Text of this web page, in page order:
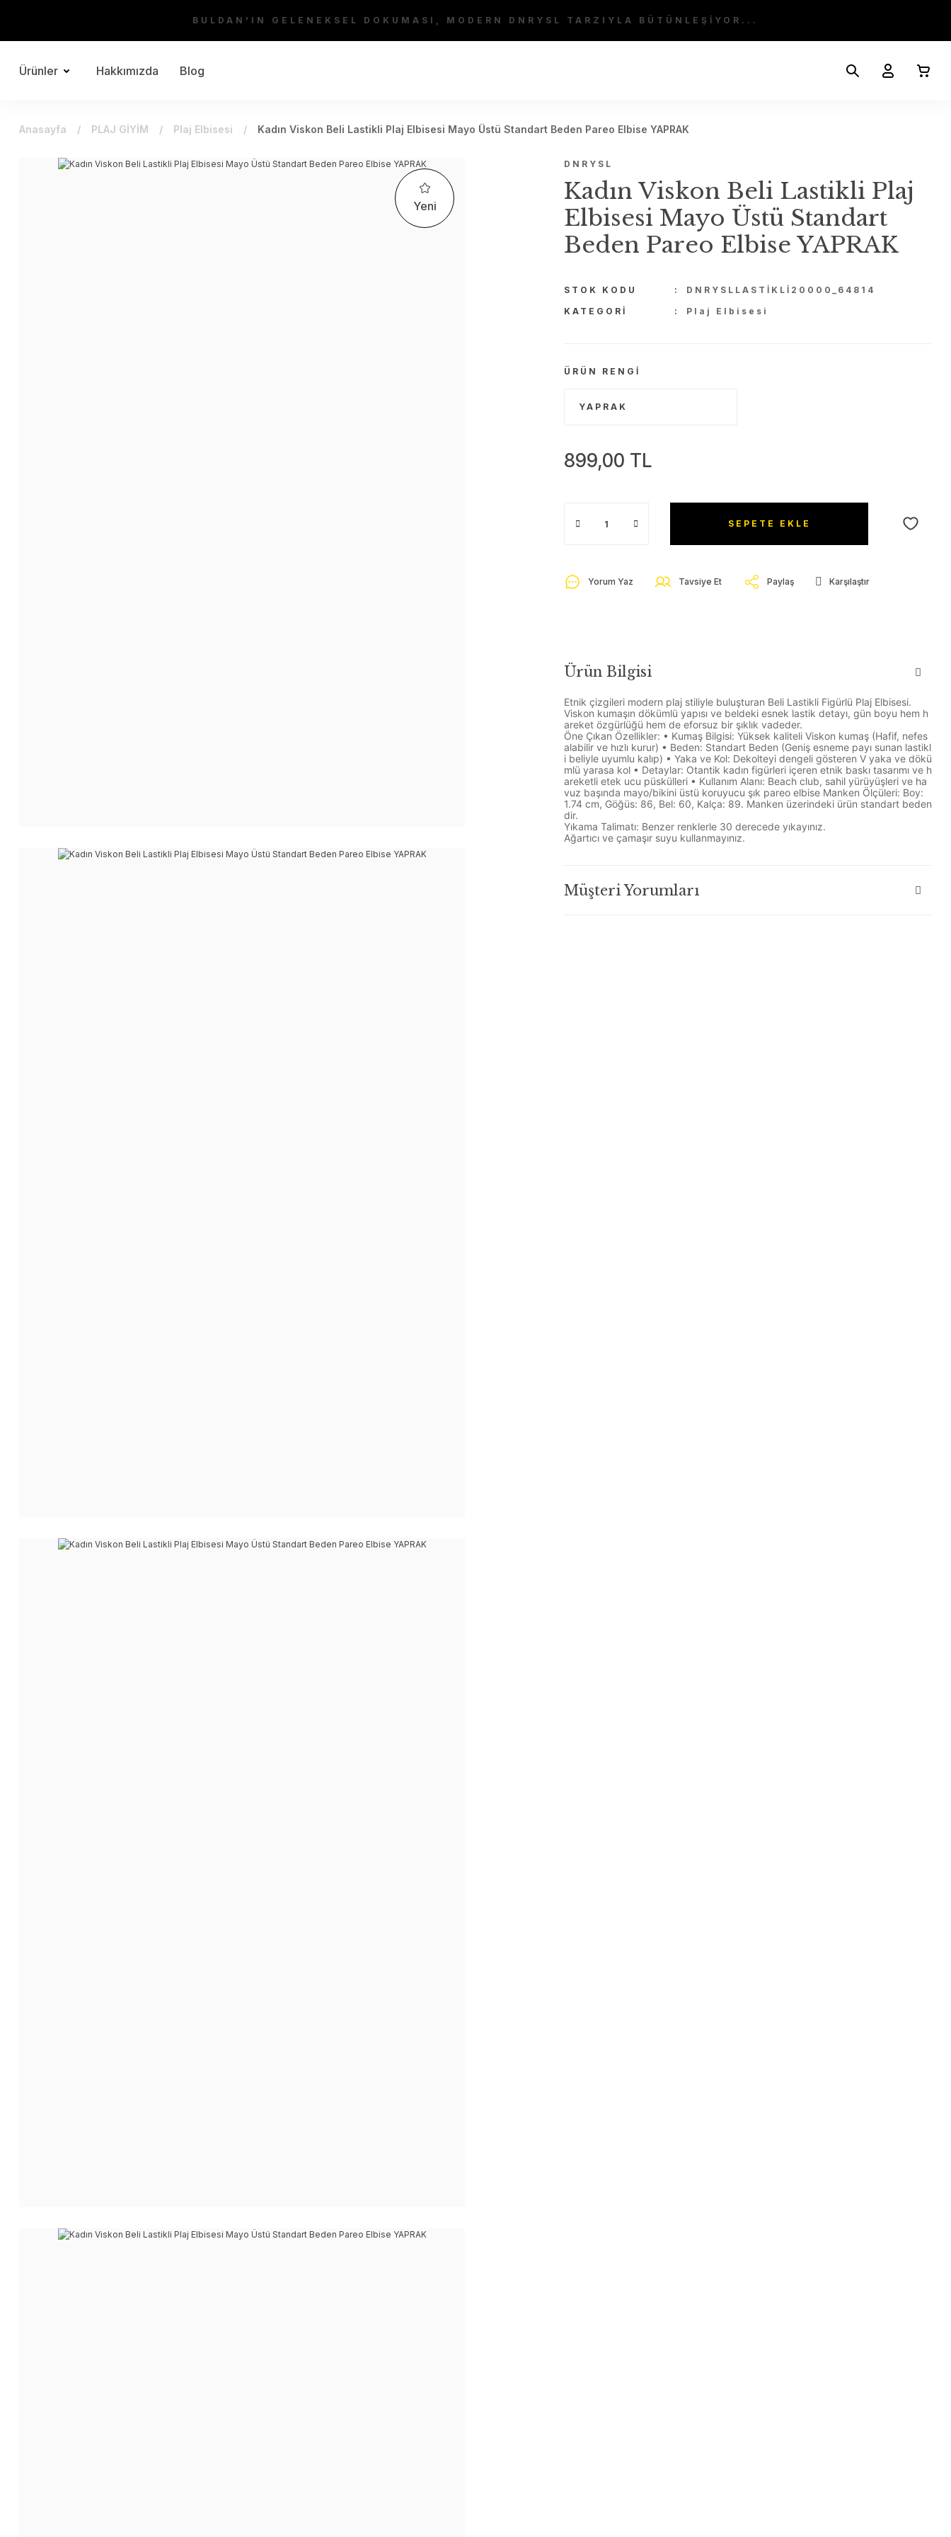
BULDAN'IN GELENEKSEL DOKUMASI, MODERN DNRYSL TARZIYLA BÜTÜNLEŞİYOR...
Ürünler Hakkımızda Blog
Anasayfa PLAJ GİYİM Plaj Elbisesi Kadın Viskon Beli Lastikli Plaj Elbisesi Mayo Üstü Standart Beden Pareo Elbise YAPRAK
Yeni
DNRYSL
Kadın Viskon Beli Lastikli Plaj
Elbisesi Mayo Üstü Standart
Beden Pareo Elbise YAPRAK
STOK KODU
DNRYSLLASTİKLİ20000_64814
KATEGORI
Plaj Elbisesi
ÜRÜN RENGI
899,00 TL
SEPETE EKLE
Yorum Yaz Tavsiye Et Paylaş Karşılaştır
Ürün Bilgisi
Etnik çizgileri modern plaj stiliyle buluşturan Beli Lastikli Figürlü Plaj Elbisesi.
Viskon kumaşın dökümlü yapısı ve beldeki esnek lastik detayı, gün boyu hem h
areket özgürlüğü hem de eforsuz bir şıklık vadeder.
Öne Çıkan Özellikler: • Kumaş Bilgisi: Yüksek kaliteli Viskon kumaş (Hafif, nefes
alabilir ve hızlı kurur) • Beden: Standart Beden (Geniş esneme payı sunan lastikl
i beliyle uyumlu kalıp) • Yaka ve Kol: Dekolteyi dengeli gösteren V yaka ve dökü
mlü yarasa kol • Detaylar: Otantik kadın figürleri içeren etnik baskı tasarımı ve h
areketli etek ucu püskülleri • Kullanım Alanı: Beach club, sahil yürüyüşleri ve ha
vuz başında mayo/bikini üstü koruyucu şık pareo elbise Manken Ölçüleri: Boy:
1.74 cm, Göğüs: 86, Bel: 60, Kalça: 89. Manken üzerindeki ürün standart beden
dir.
Yıkama Talimatı: Benzer renklerle 30 derecede yıkayınız.
Ağartıcı ve çamaşır suyu kullanmayınız.
Müşteri Yorumları